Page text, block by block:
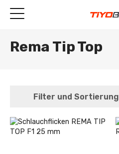
Rema Tip Top
Filter und Sortierung